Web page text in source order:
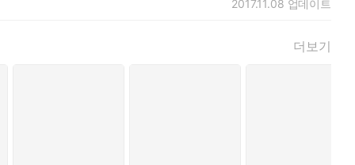
2017.11.08 업데이트
더보기